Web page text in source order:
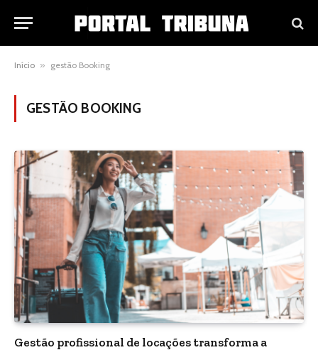
Início » gestão Booking
GESTÃO BOOKING
Gestão profissional de locações transforma a